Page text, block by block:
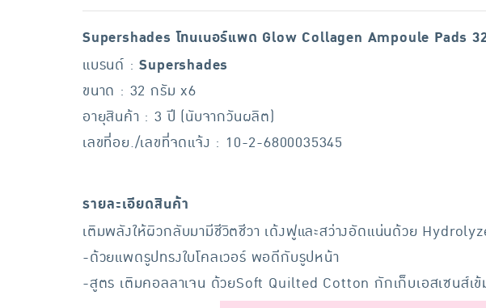
Supershades โทนเนอร์แพด Glow Collagen Ampoule Pads
แบรนด์ :Supershades
ขนาด : 32 กรัม x6
อายุสินค้า : 3 ปี (นับจากวันผลิต)
เลขที่อย./เลขที่จดแจ้ง : 10-2-6800035345
รายละเอียดสินค้า
เติมพลังให้ผิวกลับมามีชีวิตชีวา เด้งฟูและสว่างอัดแน่นด้วย
-ด้วยแพดรูปทรงใบโคลเวอร์ พอดีกับรูปหน้า
-สูตร เติมคอลลาเจน ด้วยSoft Quilted Cotton กักเก็บเอสเซนส์เข้